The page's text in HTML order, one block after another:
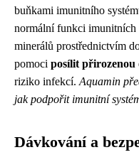
buňkami imunitního
normální funkci imunitních
minerálů prostřednictvím
pomoci posílit přirozenou
riziko infekcí. Aquamin
jak podpořit imunitní
Dávkování a